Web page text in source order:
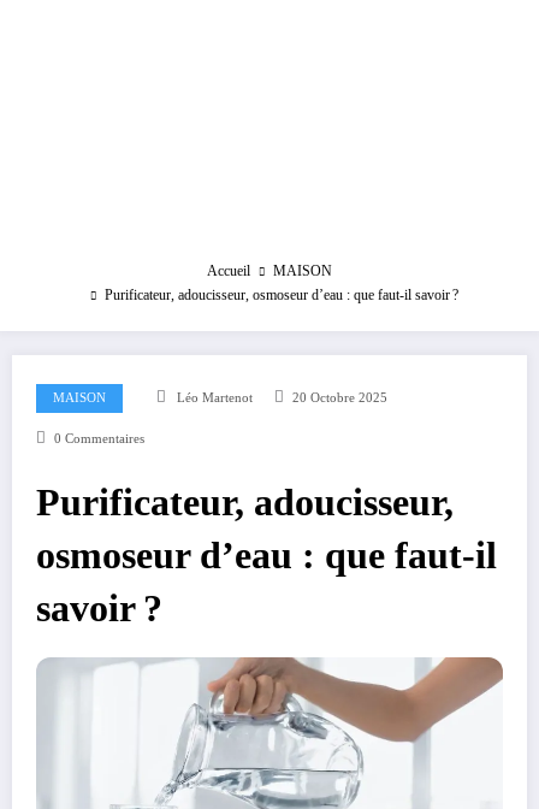
Accueil
MAISON
Purificateur, adoucisseur, osmoseur d’eau : que faut-il savoir ?
MAISON Léo Martenot 20 Octobre 2025
0 Commentaires
Purificateur, adoucisseur,
osmoseur d’eau : que faut-il
savoir ?